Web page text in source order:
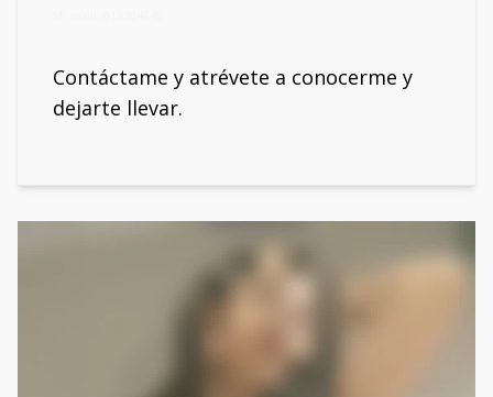
Contáctame y atrévete a conocerme y
dejarte llevar.